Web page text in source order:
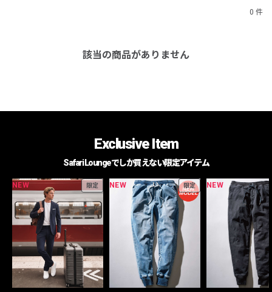
0 件
該当の商品がありません
Exclusive Item
Safari Loungeでしか買えない限定アイテム
NEW 限定 NEW 限定 NEW